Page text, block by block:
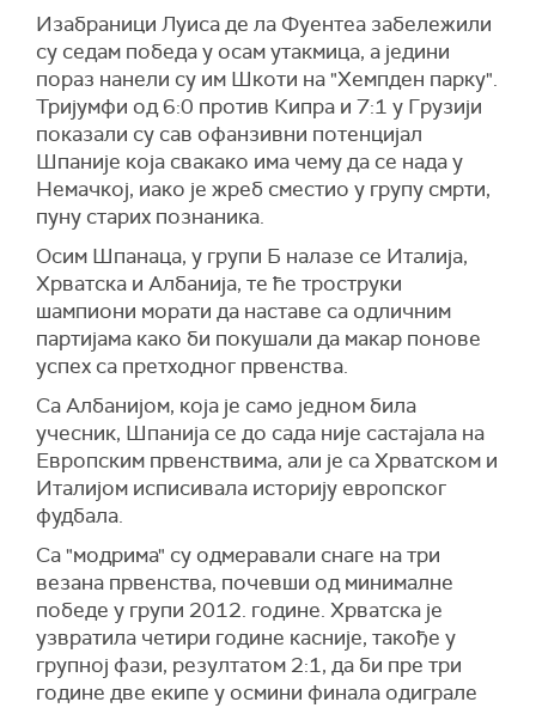
Изабраници Луиса де ла Фуентеа забележили
су седам победа у осам утакмица, а једини
пораз нанели су им Шкоти на "Хемпден парку".
Тријумфи од 6:0 против Кипра и 7:1 у Грузији
показали су сав офанзивни потенцијал
Шпаније која свакако има чему да се нада у
Немачкој, иако је жреб сместио у групу смрти,
пуну старих познаника.
Осим Шпанаца, у групи Б налазе се Италија,
Хрватска и Албанија, те ће троструки
шампиони морати да наставе са одличним
партијама како би покушали да макар понове
успех са претходног првенства.
Са Албанијом, која је само једном била
учесник, Шпанија се до сада није састајала на
Европским првенствима, али је са Хрватском и
Италијом исписивала историју европског
фудбала.
Са "модрима" су одмеравали снаге на три
везана првенства, почевши од минималне
победе у групи 2012. године. Хрватска је
узвратила четири године касније, такође у
групној фази, резултатом 2:1, да би пре три
године две екипе у осмини финала одиграле